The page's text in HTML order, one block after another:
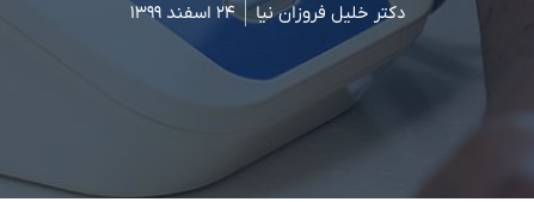
دکتر خلیل فروزان نیا ۲۴ اسفند ۱۳۹۹